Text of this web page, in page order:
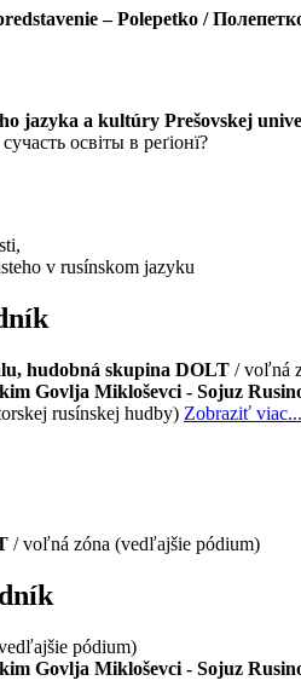
– Polepetko /
jazyka a kultúry Prešovskej
освіты в реґіонї?
v rusínskom jazyku
hudobná skupina DOLT / voľná
Govlja Mikloševci - Sojuz
rusínskej hudby) Zobraziť viac...
/ voľná zóna (vedľajšie pódium)
pódium)
Govlja Mikloševci - Sojuz